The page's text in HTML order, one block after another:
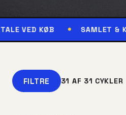
SAMLET & KØREKLAR
FILTRE 31 AF 31 CYKLER